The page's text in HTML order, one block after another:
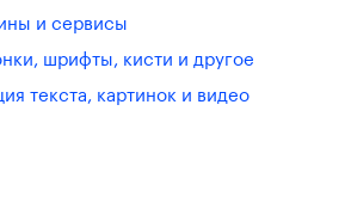
и сервисы
шрифты, кисти и другое
текста, картинок и видео